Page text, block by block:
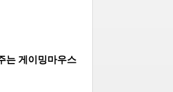
는 게이밍마우스